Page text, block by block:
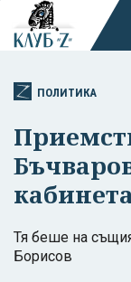
ПОЛИТИКА
Тя беше на
Борисов